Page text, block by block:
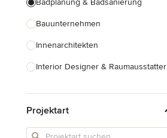
Badplanung & Badsanierung
Bauunternehmen
Innenarchitekten
Interior Designer & Raumausstatter
Landschaftsarchitekten
Armaturen & Sanitärbedarf
Projektart